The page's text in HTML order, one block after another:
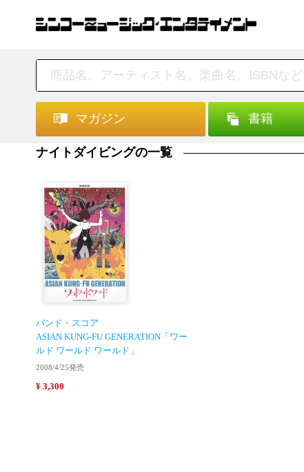
マガジン 書籍
ナイトダイビングの一覧
バンド・スコア
ASIAN KUNG-FU GENERATION「ワー
ルド ワールド ワールド」
2008/4/25発売
¥ 3,300